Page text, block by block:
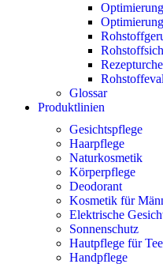
Glossar
Produktlinien
Gesichtspflege
Haarpflege
Naturkosmetik
Körperpflege
Deodorant
Kosmetik für
Elektrische
Sonnenschutz
Hautpflege für
Handpflege